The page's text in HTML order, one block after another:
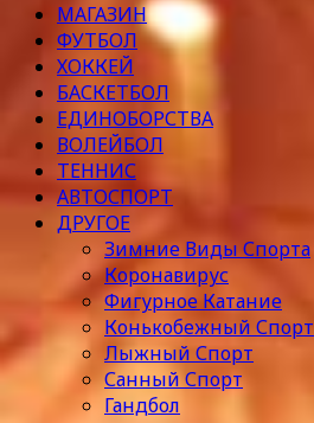
МАГАЗИН
ФУТБОЛ
ХОККЕЙ
БАСКЕТБОЛ
ЕДИНОБОРСТВА
ВОЛЕЙБОЛ
ТЕННИС
АВТОСПОРТ
ДРУГОЕ
Зимние Виды Спорта
Коронавирус
Фигурное Катание
Конькобежный Спорт
Лыжный Спорт
Санный Спорт
Гандбол